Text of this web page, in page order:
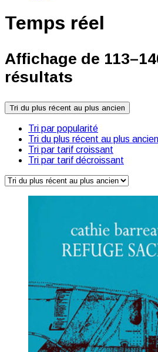
Temps réel
Affichage de
résultats
Tri du plus récent au plus ancien
Tri par popularité
Tri du plus récent au plus ancien
Tri par tarif croissant
Tri par tarif décroissant